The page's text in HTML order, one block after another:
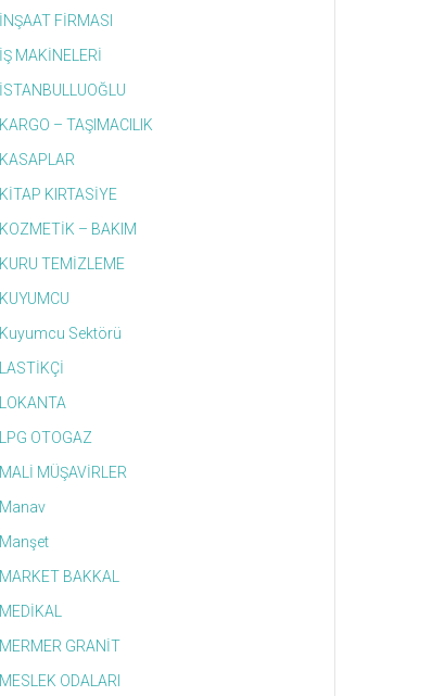
İNŞAAT FİRMASI
İŞ MAKİNELERİ
İSTANBULLUOĞLU
KARGO – TAŞIMACILIK
KASAPLAR
KİTAP KIRTASİYE
KOZMETİK – BAKIM
KURU TEMİZLEME
KUYUMCU
Kuyumcu Sektörü
LASTİKÇİ
LOKANTA
LPG OTOGAZ
MALİ MÜŞAVİRLER
Manav
Manşet
MARKET BAKKAL
MEDİKAL
MERMER GRANİT
MESLEK ODALARI